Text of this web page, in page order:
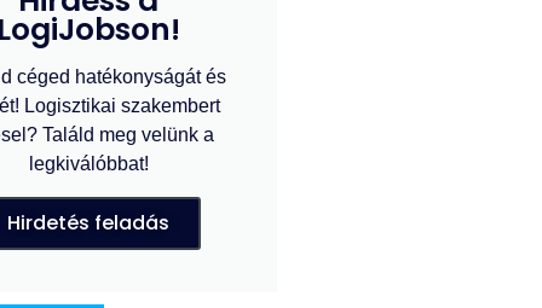
LogiJobson!
céged hatékonyságát és
Logisztikai szakembert
Találd meg velünk a
legkiválóbbat!
Hirdetés feladás